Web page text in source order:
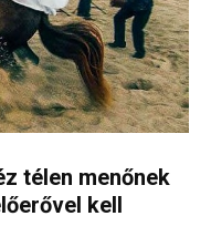
télen menőnek
kell